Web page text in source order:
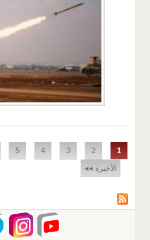
الصفحات
1
2
3
4
5
الأخيرة ◂◂